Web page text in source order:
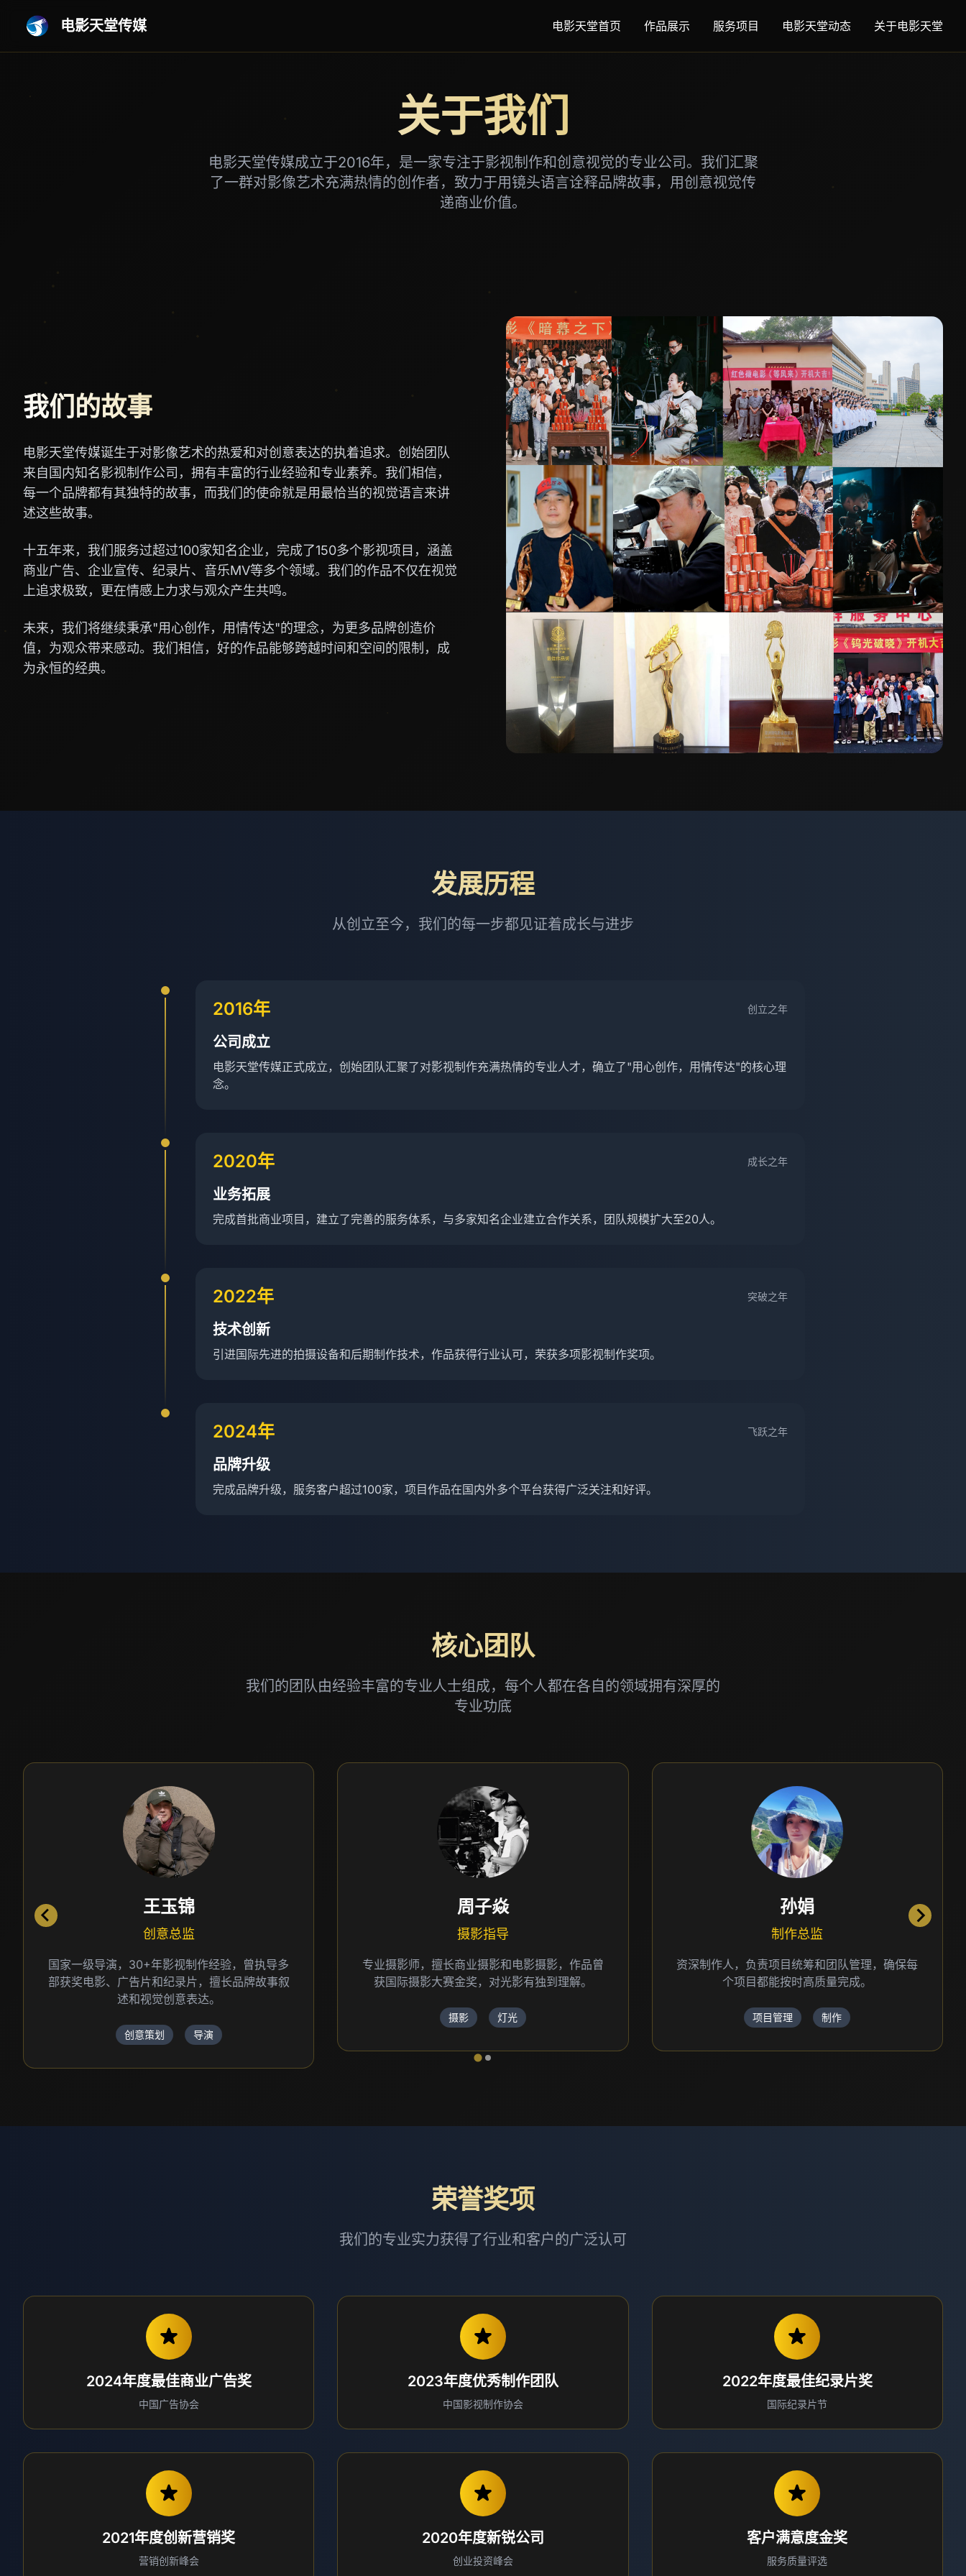
电影天堂传媒 电影天堂首页 作品展示 服务项目 电影天堂动态 关于电影天堂
关于我们
电影天堂传媒成立于2016年，是一家专注于影视制作和创意视觉的专业公司。我们汇聚
了一群对影像艺术充满热情的创作者，致力于用镜头语言诠释品牌故事，用创意视觉传
递商业价值。
我们的故事
电影天堂传媒诞生于对影像艺术的热爱和对创意表达的执着追求。创始团队
来自国内知名影视制作公司，拥有丰富的行业经验和专业素养。我们相信，
每一个品牌都有其独特的故事，而我们的使命就是用最恰当的视觉语言来讲
述这些故事。
十五年来，我们服务过超过100家知名企业，完成了150多个影视项目，涵盖
商业广告、企业宣传、纪录片、音乐MV等多个领域。我们的作品不仅在视觉
上追求极致，更在情感上力求与观众产生共鸣。
未来，我们将继续秉承"用心创作，用情传达"的理念，为更多品牌创造价
值，为观众带来感动。我们相信，好的作品能够跨越时间和空间的限制，成
为永恒的经典。
发展历程
从创立至今，我们的每一步都见证着成长与进步
2016年 创立之年
公司成立
电影天堂传媒正式成立，创始团队汇聚了对影视制作充满热情的专业人才，确立了"用心创作，用情传达"的核心理
念。
2020年 成长之年
业务拓展
完成首批商业项目，建立了完善的服务体系，与多家知名企业建立合作关系，团队规模扩大至20人。
2022年 突破之年
技术创新
引进国际先进的拍摄设备和后期制作技术，作品获得行业认可，荣获多项影视制作奖项。
2024年 飞跃之年
品牌升级
完成品牌升级，服务客户超过100家，项目作品在国内外多个平台获得广泛关注和好评。
核心团队
我们的团队由经验丰富的专业人士组成，每个人都在各自的领域拥有深厚的
专业功底
周子焱
摄影指导
专业摄影师，擅长商业摄影和电影摄影，作品曾
获国际摄影大赛金奖，对光影有独到理解。
孙娟
制作总监
资深制作人，负责项目统筹和团队管理，确保每
个项目都能按时高质量完成。
项目管理 制作
黄娟
资深编剧
深耕行业三十余载，笔下有多部获奖作品，兼具
艺术洞察与市场判断，擅于塑造鲜活人物、构建
荣誉奖项
我们的专业实力获得了行业和客户的广泛认可
2024年度最佳商业广告奖
中国广告协会
2023年度优秀制作团队
中国影视制作协会
2022年度最佳纪录片奖
国际纪录片节
2021年度创新营销奖
营销创新峰会
2020年度新锐公司
创业投资峰会
客户满意度金奖
服务质量评选